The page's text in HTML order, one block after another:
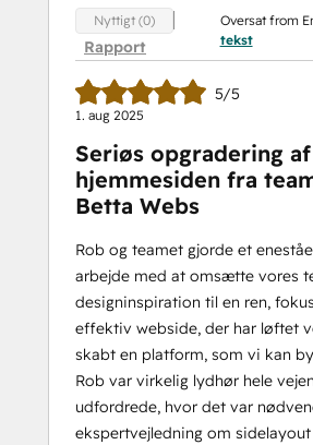
Nyttigt (0)
Rapport
Oversat from
tekst
5/5
1. aug 2025
Seriøs opgradering af
hjemmesiden fra
Betta Webs
Rob og teamet gjorde et
arbejde med at omsætte vores
designinspiration til en ren,
effektiv webside, der har løftet
skabt en platform, som vi kan
Rob var virkelig lydhør hele
udfordrede, hvor det var
ekspertvejledning om